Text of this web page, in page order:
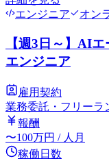
エンジニア
オン
【週3日～】AI
エンジニア
雇用契約
業務委託・フリーラ
報酬
〜100万円 / 人月
稼働日数